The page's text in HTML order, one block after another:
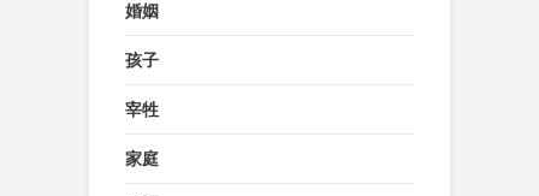
婚姻
孩子
宰牲
家庭